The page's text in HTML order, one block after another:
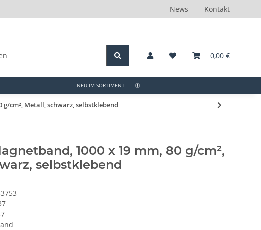
News Kontakt
0,00 €
NEU IM SORTIMENT
g/cm², Metall, schwarz, selbstklebend
1000 x 19 mm, 80 g/cm²,
selbstklebend